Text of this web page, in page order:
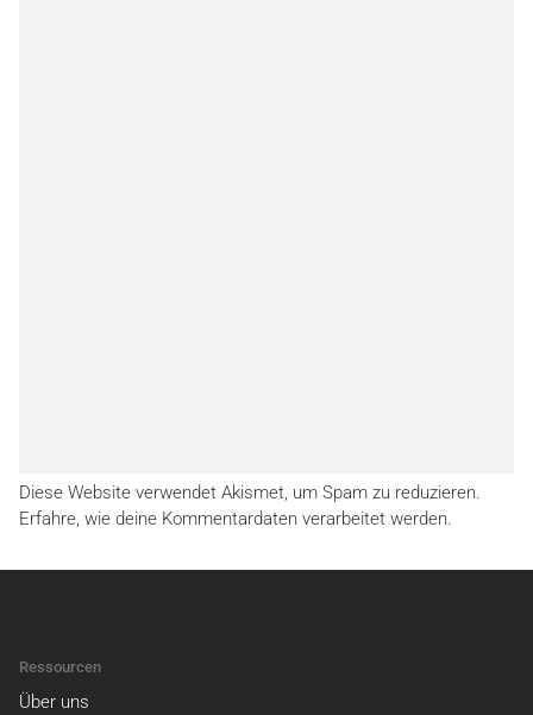
Diese Website verwendet Akismet, um Spam zu reduzieren.
Erfahre, wie deine Kommentardaten verarbeitet werden.
Ressourcen
Über uns